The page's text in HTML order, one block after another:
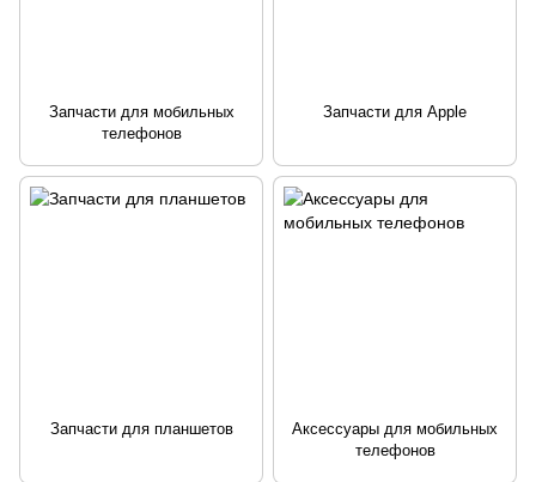
Запчасти для мобильных
телефонов
Запчасти для Apple
Запчасти для планшетов
Аксессуары для мобильных
телефонов